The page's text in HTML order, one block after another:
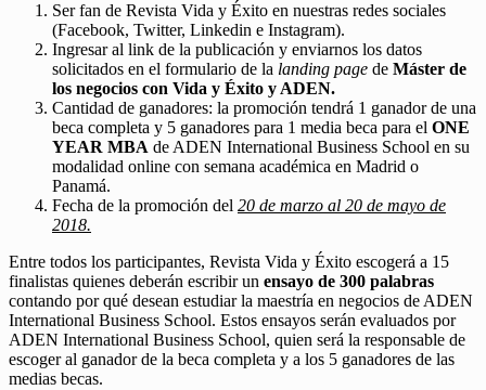
Ser fan de Revista Vida y Éxito en nuestras redes sociales
(Facebook, Twitter, Linkedin e Instagram).
Ingresar al link de la publicación y enviarnos los datos
solicitados en el formulario de la landing page de Máster de
los negocios con Vida y Éxito y ADEN.
Cantidad de ganadores: la promoción tendrá 1 ganador de una
beca completa y 5 ganadores para 1 media beca para el ONE
YEAR MBA de ADEN International Business School en su
modalidad online con semana académica en Madrid o
Panamá.
Fecha de la promoción del 20 de marzo al 20 de mayo de
2018.
Entre todos los participantes, Revista Vida y Éxito escogerá a 15
finalistas quienes deberán escribir un ensayo de 300 palabras
contando por qué desean estudiar la maestría en negocios de ADEN
International Business School. Estos ensayos serán evaluados por
ADEN International Business School, quien será la responsable de
escoger al ganador de la beca completa y a los 5 ganadores de las
medias becas.